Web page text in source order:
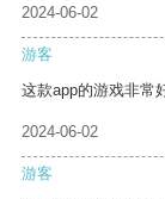
2024-06-02
游客
这款app的游戏非常
2024-06-02
游客